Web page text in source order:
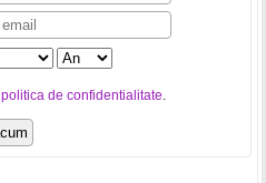
politica de confidentialitate.